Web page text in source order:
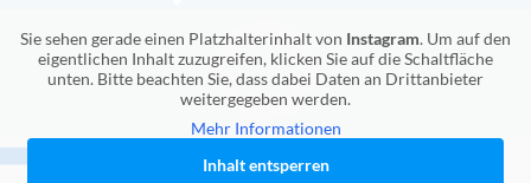
Sie sehen gerade einen Platzhalterinhalt von Instagram. Um auf den
eigentlichen Inhalt zuzugreifen, klicken Sie auf die Schaltfläche
unten. Bitte beachten Sie, dass dabei Daten an Drittanbieter
weitergegeben werden.
Mehr Informationen
Inhalt entsperren